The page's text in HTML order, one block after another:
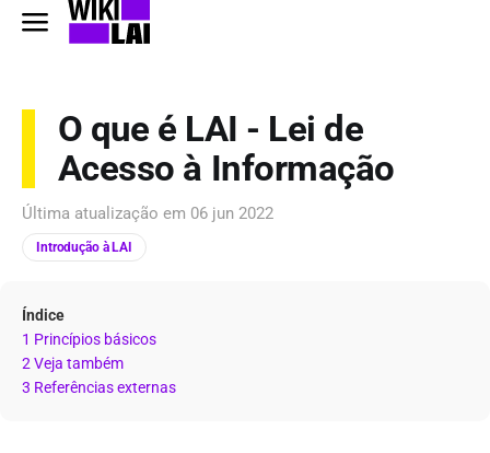
O que é LAI - Lei de
Acesso à Informação
Última atualização em 06 jun 2022
Introdução à LAI
Índice
1 Princípios básicos
2 Veja também
3 Referências externas